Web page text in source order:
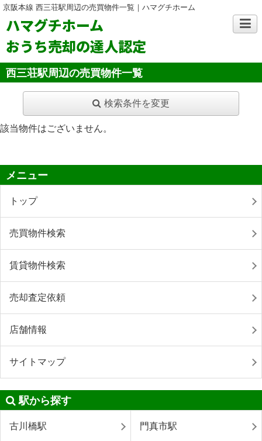
京阪本線 西三荘駅周辺の売買物件一覧｜ハマグチホーム
ハマグチホーム
おうち売却の達人認定
西三荘駅周辺の売買物件一覧
検索条件を変更
該当物件はございません。
メニュー
トップ
売買物件検索
賃貸物件検索
売却査定依頼
店舗情報
サイトマップ
駅から探す
古川橋駅 門真市駅